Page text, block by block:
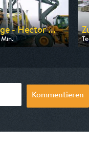
- Hector ...
von WELT
Kommentieren